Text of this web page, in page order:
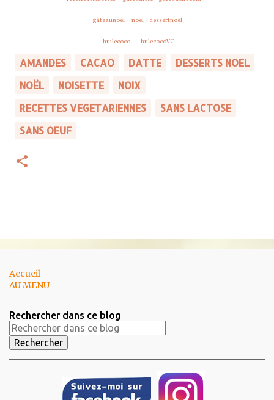
gâteaunoël- noël- dessertnoël
huilecoco hulecocoVG
AMANDES CACAO DATTE
DESSERTS NOEL
NOËL
NOISETTE
NOIX
RECETTES VEGETARIENNES
SANS LACTOSE
SANS OEUF
Accueil
AU MENU
Rechercher dans ce blog